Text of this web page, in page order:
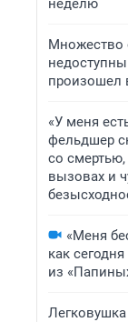
неделю
Множество
произошел
«У меня
фельдшер
со
вызовах и
«Меня
как
из